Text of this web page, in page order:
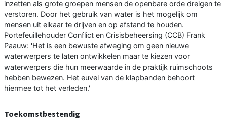
inzetten als grote groepen mensen de openbare orde dreigen te
verstoren. Door het gebruik van water is het mogelijk om
mensen uit elkaar te drijven en op afstand te houden.
Portefeuillehouder Conflict en Crisisbeheersing (CCB) Frank
Paauw: 'Het is een bewuste afweging om geen nieuwe
waterwerpers te laten ontwikkelen maar te kiezen voor
waterwerpers die hun meerwaarde in de praktijk ruimschoots
hebben bewezen. Het euvel van de klapbanden behoort
hiermee tot het verleden.'
Toekomstbestendig